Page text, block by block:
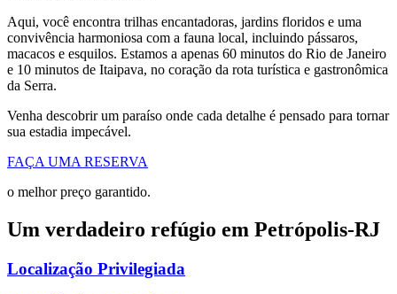
Aqui, você encontra trilhas encantadoras, jardins floridos e uma
convivência harmoniosa com a fauna local, incluindo pássaros,
macacos e esquilos. Estamos a apenas 60 minutos do Rio de Janeiro
e 10 minutos de Itaipava, no coração da rota turística e gastronômica
da Serra.
Venha descobrir um paraíso onde cada detalhe é pensado para tornar
sua estadia impecável.
FAÇA UMA RESERVA
o melhor preço garantido.
Um verdadeiro refúgio em Petrópolis-RJ
Localização Privilegiada